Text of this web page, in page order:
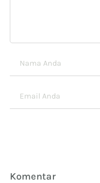
Komentar